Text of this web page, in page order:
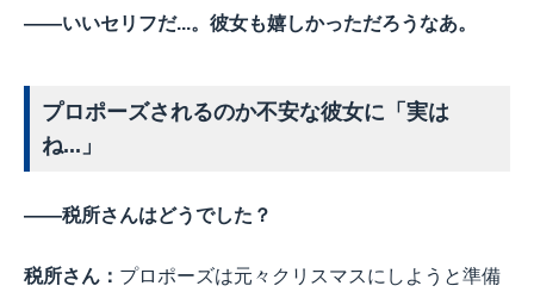
――いいセリフだ...。彼女も嬉しかっただろうなあ。
プロポーズされるのか不安な彼女に「実は
ね...」
――税所さんはどうでした？
税所さん： プロポーズは元々クリスマスにしようと準備